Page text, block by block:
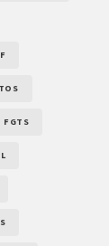
FGTS